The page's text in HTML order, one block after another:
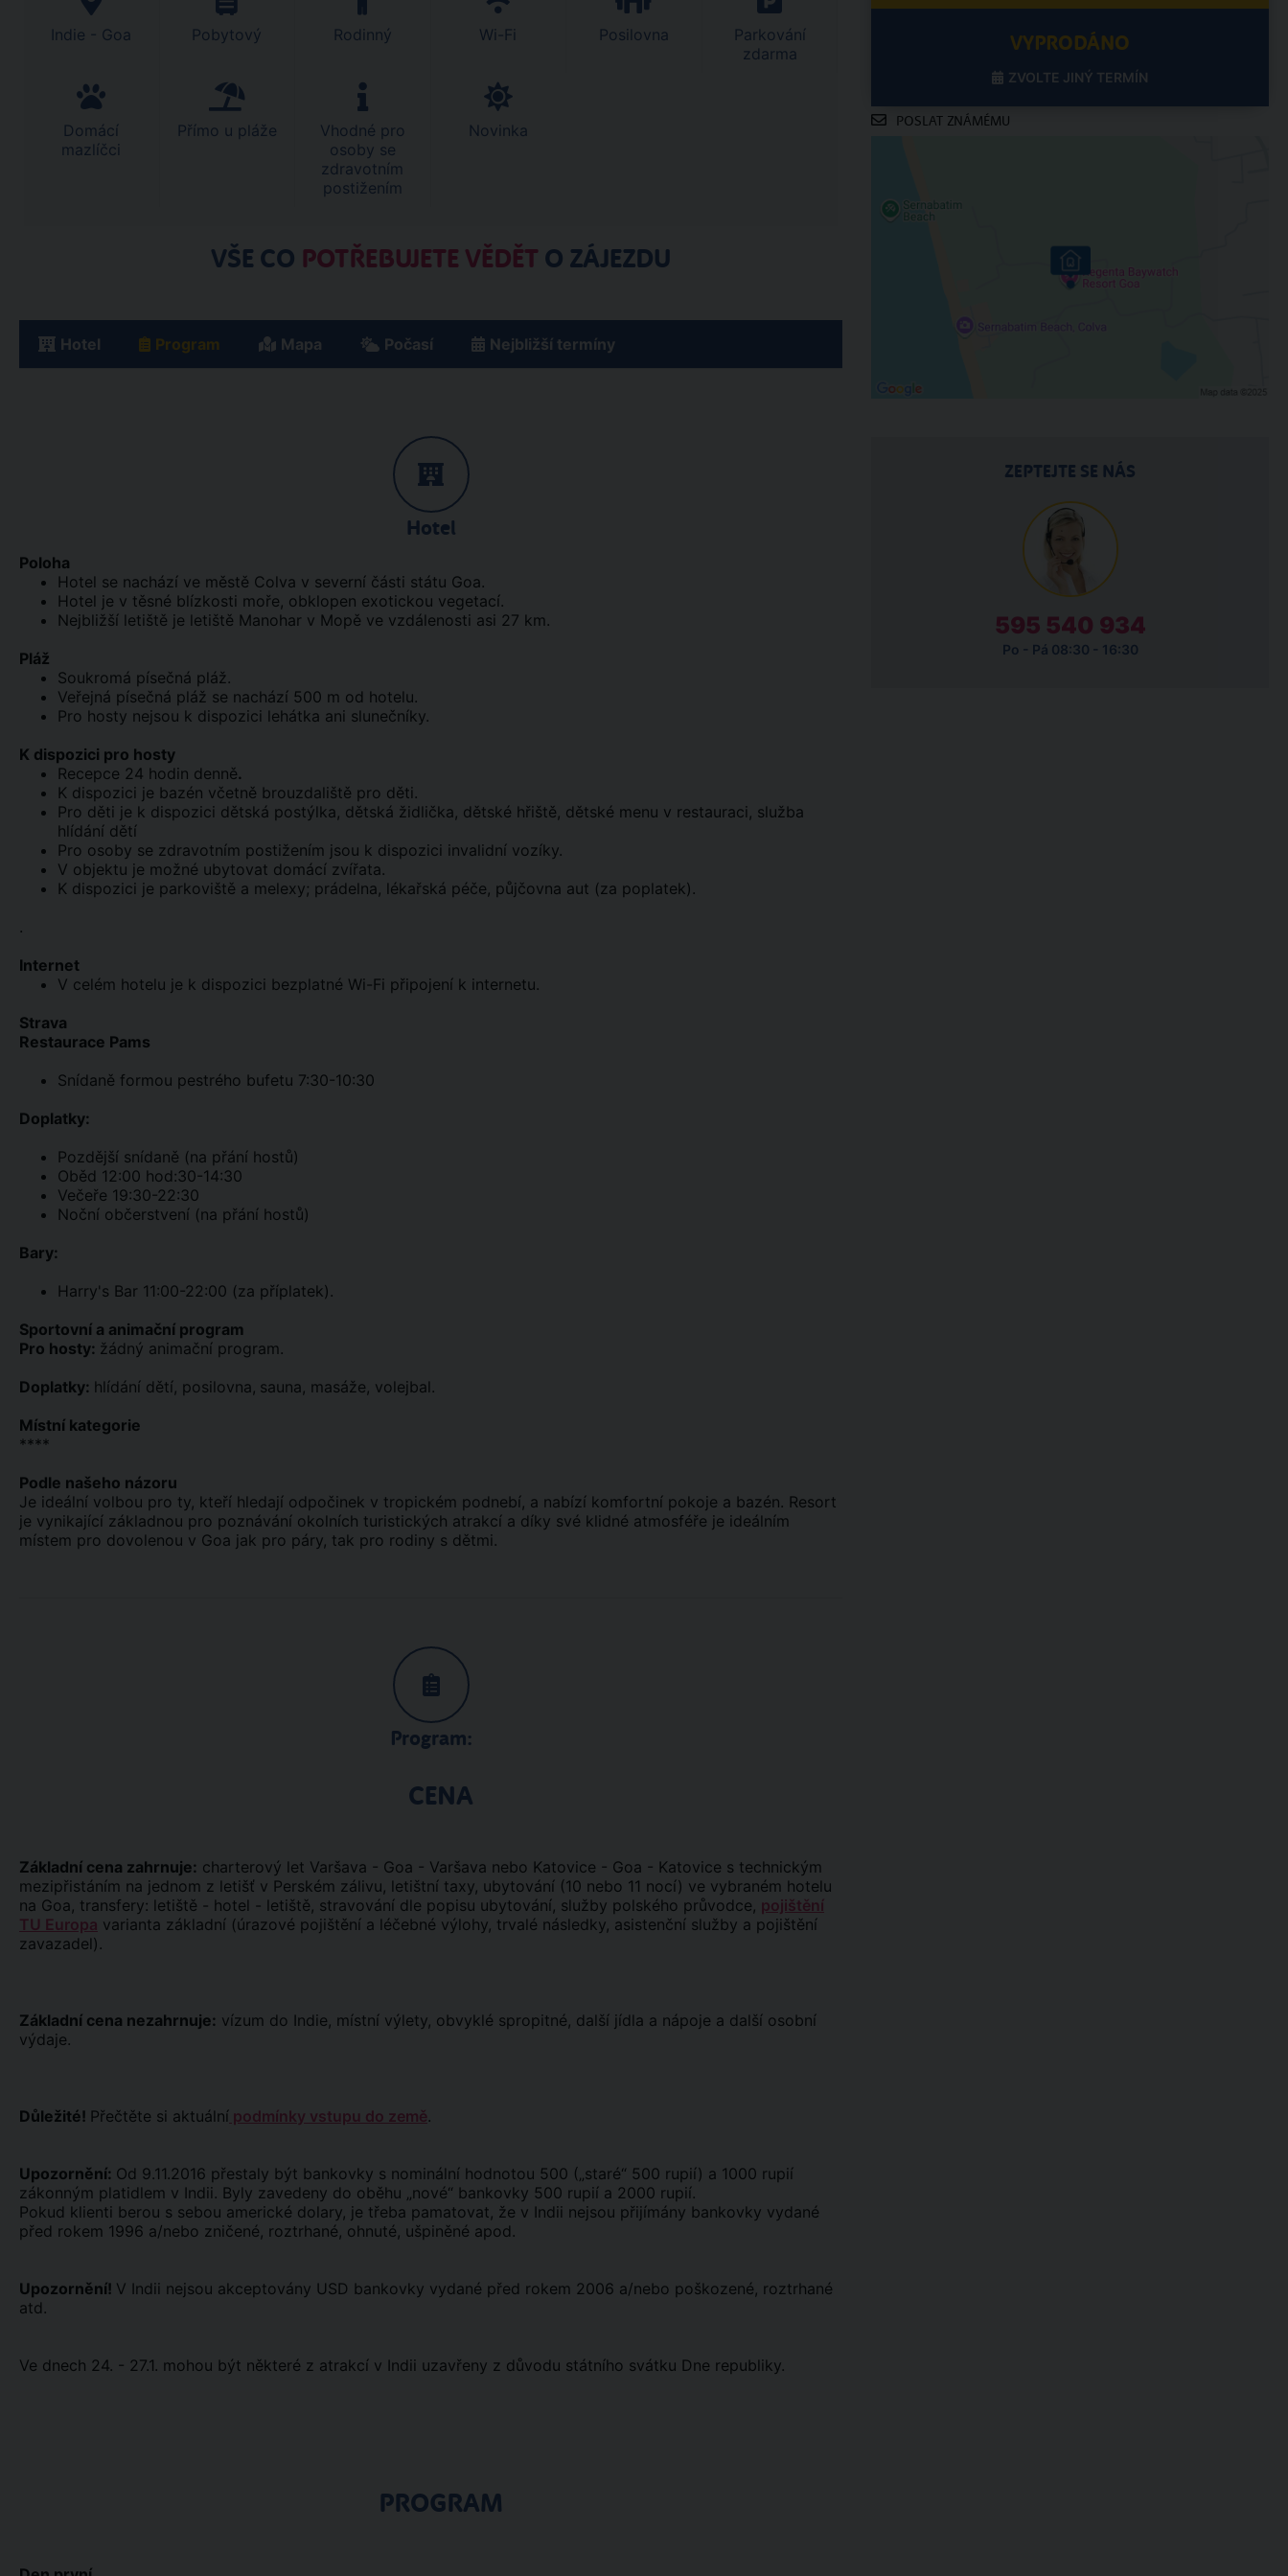
Indie - Goa Pobytový Rodinný Wi-Fi Posilovna
Parkování
zdarma
Domácí
mazlíčci
Přímo u pláže
Vhodné pro
osoby se
zdravotním
postižením
Novinka
VŠE CO POTŘEBUJETE VĚDĚT O ZÁJEZDU
Hotel Program Mapa Počasí Nejbližší termíny
Hotel
Poloha
Hotel se nachází ve městě Colva v severní části státu Goa.
Hotel je v těsné blízkosti moře, obklopen exotickou vegetací.
Nejbližší letiště je letiště Manohar v Mopě ve vzdálenosti asi 27 km.
Pláž
Soukromá písečná pláž.
Veřejná písečná pláž se nachází 500 m od hotelu.
Pro hosty nejsou k dispozici lehátka ani slunečníky.
K dispozici pro hosty
Recepce 24 hodin denně.
K dispozici je bazén včetně brouzdaliště pro děti.
Pro děti je k dispozici dětská postýlka, dětská židlička, dětské hřiště, dětské menu v restauraci, služba
hlídání dětí
Pro osoby se zdravotním postižením jsou k dispozici invalidní vozíky.
V objektu je možné ubytovat domácí zvířata.
K dispozici je parkoviště a melexy; prádelna, lékařská péče, půjčovna aut (za poplatek).
.
Internet
V celém hotelu je k dispozici bezplatné Wi-Fi připojení k internetu.
Strava
Restaurace Pams
Snídaně formou pestrého bufetu 7:30-10:30
Doplatky:
Pozdější snídaně (na přání hostů)
Oběd 12:00 hod:30-14:30
Večeře 19:30-22:30
Noční občerstvení (na přání hostů)
Bary:
Harry's Bar 11:00-22:00 (za příplatek).
Sportovní a animační program
Pro hosty: žádný animační program.
Doplatky: hlídání dětí, posilovna, sauna, masáže, volejbal.
Místní kategorie
****
Podle našeho názoru
Je ideální volbou pro ty, kteří hledají odpočinek v tropickém podnebí, a nabízí komfortní pokoje a bazén. Resort
je vynikající základnou pro poznávání okolních turistických atrakcí a díky své klidné atmosféře je ideálním
místem pro dovolenou v Goa jak pro páry, tak pro rodiny s dětmi.
Program:
CENA
Základní cena zahrnuje: charterový let Varšava - Goa - Varšava nebo Katovice - Goa - Katovice s technickým
mezipřistáním na jednom z letišť v Perském zálivu, letištní taxy, ubytování (10 nebo 11 nocí) ve vybraném hotelu
na Goa, transfery: letiště - hotel - letiště, stravování dle popisu ubytování, služby polského průvodce, pojištění
TU Europa varianta základní (úrazové pojištění a léčebné výlohy, trvalé následky, asistenční služby a pojištění
zavazadel).
Základní cena nezahrnuje: vízum do Indie, místní výlety, obvyklé spropitné, další jídla a nápoje a další osobní
výdaje.
Důležité! Přečtěte si aktuální podmínky vstupu do země.
Upozornění: Od 9.11.2016 přestaly být bankovky s nominální hodnotou 500 („staré“ 500 rupií) a 1000 rupií
zákonným platidlem v Indii. Byly zavedeny do oběhu „nové“ bankovky 500 rupií a 2000 rupií.
Pokud klienti berou s sebou americké dolary, je třeba pamatovat, že v Indii nejsou přijímány bankovky vydané
před rokem 1996 a/nebo zničené, roztrhané, ohnuté, ušpiněné apod.
Upozornění! V Indii nejsou akceptovány USD bankovky vydané před rokem 2006 a/nebo poškozené, roztrhané
atd.
Ve dnech 24. - 27.1. mohou být některé z atrakcí v Indii uzavřeny z důvodu státního svátku Dne republiky.
PROGRAM
VYPRODÁNO
ZVOLTE JINÝ TERMÍN
POSLAT ZNÁMÉMU
ZEPTEJTE SE NÁS
595 540 934
Po - Pá 08:30 - 16:30